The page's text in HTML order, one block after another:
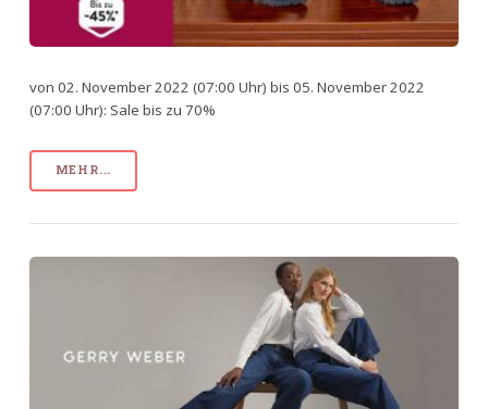
von 02. November 2022 (07:00 Uhr) bis 05. November 2022
(07:00 Uhr): Sale bis zu 70%
MEHR...